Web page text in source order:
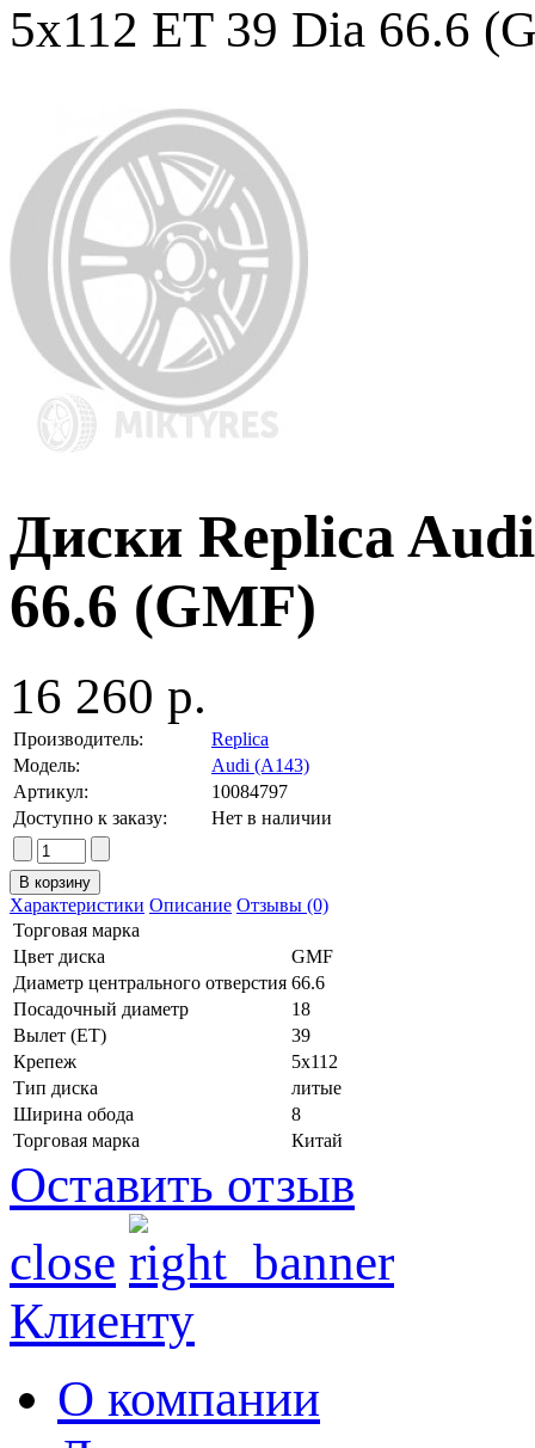
5x112 ET 39 Dia 66.6
Диски Replica
66.6 (GMF)
16 260 р.
Производитель:
Replica
Модель:
Audi (A143)
Артикул:
10084797
Доступно к заказу:
Нет в наличии
Характеристики Описание Отзывы (0)
Торговая марка
Цвет диска
GMF
Диаметр центрального отверстия 66.6
Посадочный диаметр
18
Вылет (ET)
39
Крепеж
5x112
Тип диска
литые
Ширина обода
8
Торговая марка
Китай
Оставить отзыв
close
Клиенту
О компании